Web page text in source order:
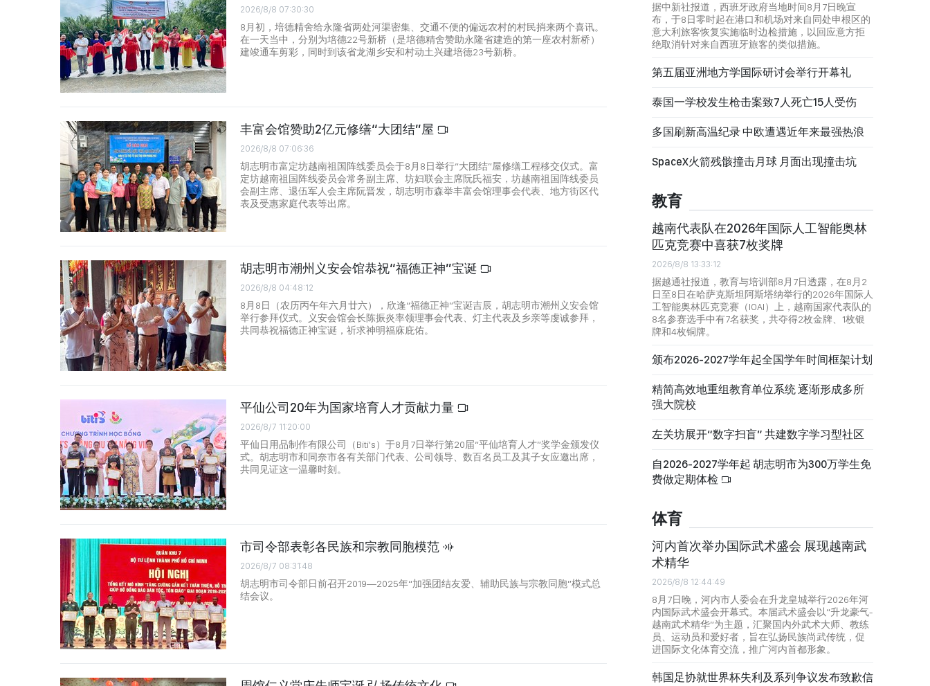
2026/8/8 07:30:30
8月初，培德精舍给永隆省两处河渠密集、交通不便的偏远农村的村民捎来两个喜讯。
在一天当中，分别为培德22号新桥（是培德精舍赞助永隆省建造的第一座农村新桥）
建竣通车剪彩，同时到该省龙湖乡安和村动土兴建培德23号新桥。
丰富会馆赞助2亿元修缮“大团结”屋
2026/8/8 07:06:36
胡志明市富定坊越南祖国阵线委员会于8月8日举行“大团结”屋修缮工程移交仪式。富
定坊越南祖国阵线委员会常务副主席、坊妇联会主席阮氏福安，坊越南祖国阵线委员
会副主席、退伍军人会主席阮晋发，胡志明市森举丰富会馆理事会代表、地方街区代
表及受惠家庭代表等出席。
胡志明市潮州义安会馆恭祝“福德正神”宝诞
2026/8/8 04:48:12
8月8日（农历丙午年六月廿六），欣逢“福德正神”宝诞吉辰，胡志明市潮州义安会馆
举行参拜仪式。义安会馆会长陈振炎率领理事会代表、灯主代表及乡亲等虔诚参拜，
共同恭祝福德正神宝诞，祈求神明福庥庇佑。
平仙公司20年为国家培育人才贡献力量
2026/8/7 11:20:00
平仙日用品制作有限公司（Biti's）于8月7日举行第20届“平仙培育人才”奖学金颁发仪
式。胡志明市和同奈市各有关部门代表、公司领导、数百名员工及其子女应邀出席，
共同见证这一温馨时刻。
市司令部表彰各民族和宗教同胞模范
2026/8/7 08:31:48
胡志明市司令部日前召开2019—2025年“加强团结友爱、辅助民族与宗教同胞”模式总
结会议。
据中新社报道，西班牙政府当地时间8月7日晚宣
布，于8日零时起在港口和机场对来自同处申根区的
意大利旅客恢复实施临时边检措施，以回应意方拒
绝取消针对来自西班牙旅客的类似措施。
第五届亚洲地方学国际研讨会举行开幕礼
泰国一学校发生枪击案致7人死亡15人受伤
多国刷新高温纪录 中欧遭遇近年来最强热浪
SpaceX火箭残骸撞击月球 月面出现撞击坑
教育
越南代表队在2026年国际人工智能奥林
匹克竞赛中喜获7枚奖牌
2026/8/8 13:33:12
据越通社报道，教育与培训部8月7日透露，在8月2
日至8日在哈萨克斯坦阿斯塔纳举行的2026年国际人
工智能奥林匹克竞赛（IOAI）上，越南国家代表队的
8名参赛选手中有7名获奖，共夺得2枚金牌、1枚银
牌和4枚铜牌。
颁布2026-2027学年起全国学年时间框架计划
精简高效地重组教育单位系统 逐渐形成多所
强大院校
左关坊展开“数字扫盲” 共建数字学习型社区
自2026-2027学年起 胡志明市为300万学生免
费做定期体检
体育
河内首次举办国际武术盛会 展现越南武
术精华
2026/8/8 12:44:49
8月7日晚，河内市人委会在升龙皇城举行2026年河
内国际武术盛会开幕式。本届武术盛会以“升龙豪气-
越南武术精华”为主题，汇聚国内外武术大师、教练
员、运动员和爱好者，旨在弘扬民族尚武传统，促
进国际文化体育交流，推广河内首都形象。
韩国足协就世界杯失利及系列争议发布致歉信